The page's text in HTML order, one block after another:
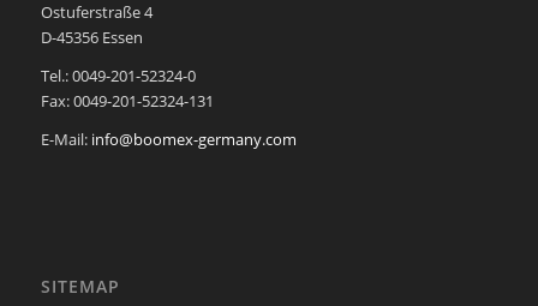
Ostuferstraße 4
D-45356 Essen
Tel.: 0049-201-52324-0
Fax: 0049-201-52324-131
E-Mail: info@boomex-germany.com
SITEMAP